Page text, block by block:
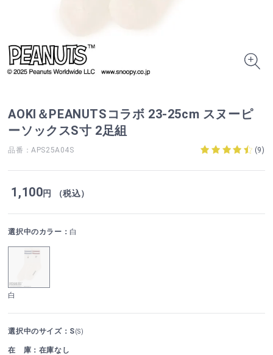
AOKI＆PEANUTSコラボ 23-25cm スヌーピ
ーソックスS寸 2足組
品番：APS25A04S (9)
1,100円 （税込）
選択中のカラー： 白
白
選択中のサイズ：S(S)
在 庫：在庫なし